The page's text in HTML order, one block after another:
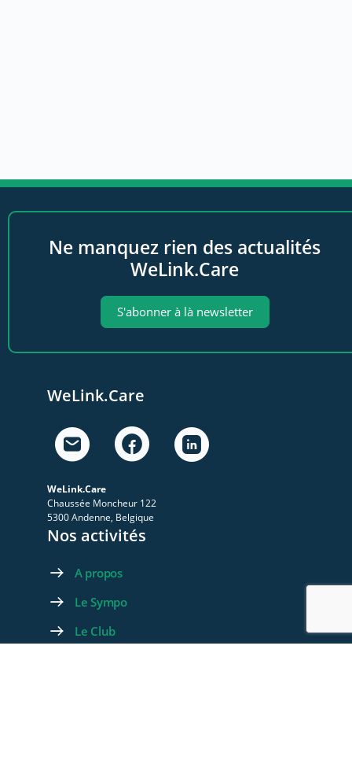
Ne manquez rien des actualités
WeLink.Care
S'abonner à là newsletter
WeLink.Care
WeLink.Care
Chaussée Moncheur 122
5300 Andenne, Belgique
Nos activités
A propos
Le Sympo
Le Club